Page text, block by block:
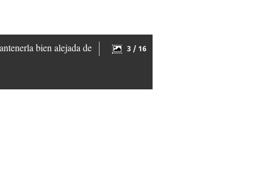
bien alejada de
3 / 16